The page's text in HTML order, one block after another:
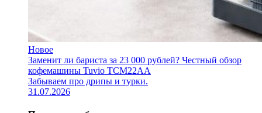
Новое
Заменит ли бариста за 23 000 рублей? Честный обзор
кофемашины Tuvio TCM22AA
Забываем про дрипы и турки.
31.07.2026